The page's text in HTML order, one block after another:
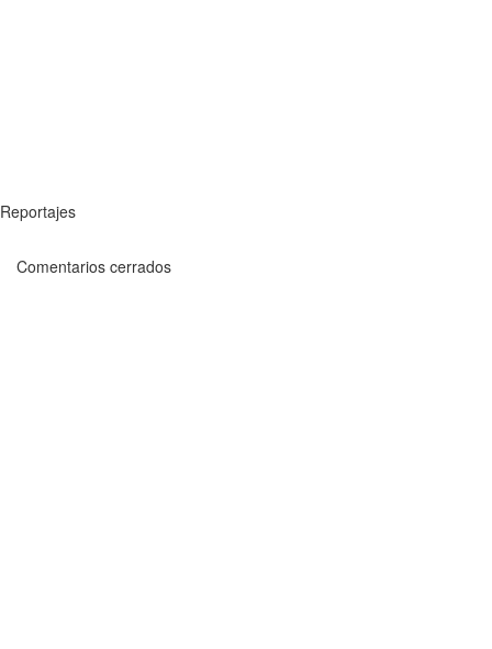
Reportajes
Comentarios cerrados